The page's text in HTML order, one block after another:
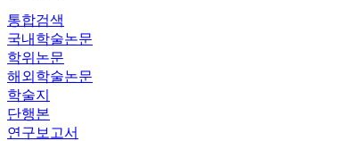
통합검색
국내학술논문
학위논문
해외학술논문
학술지
단행본
연구보고서